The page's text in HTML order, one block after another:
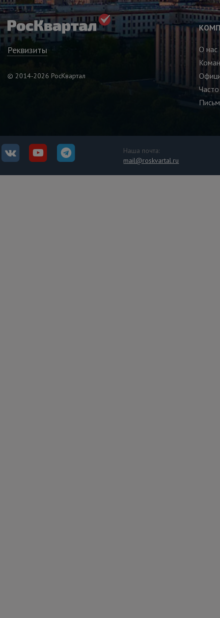
Реквизиты
© 2014-2026 РосКвартал
О нас
Наша почта:
mail@roskvartal.ru